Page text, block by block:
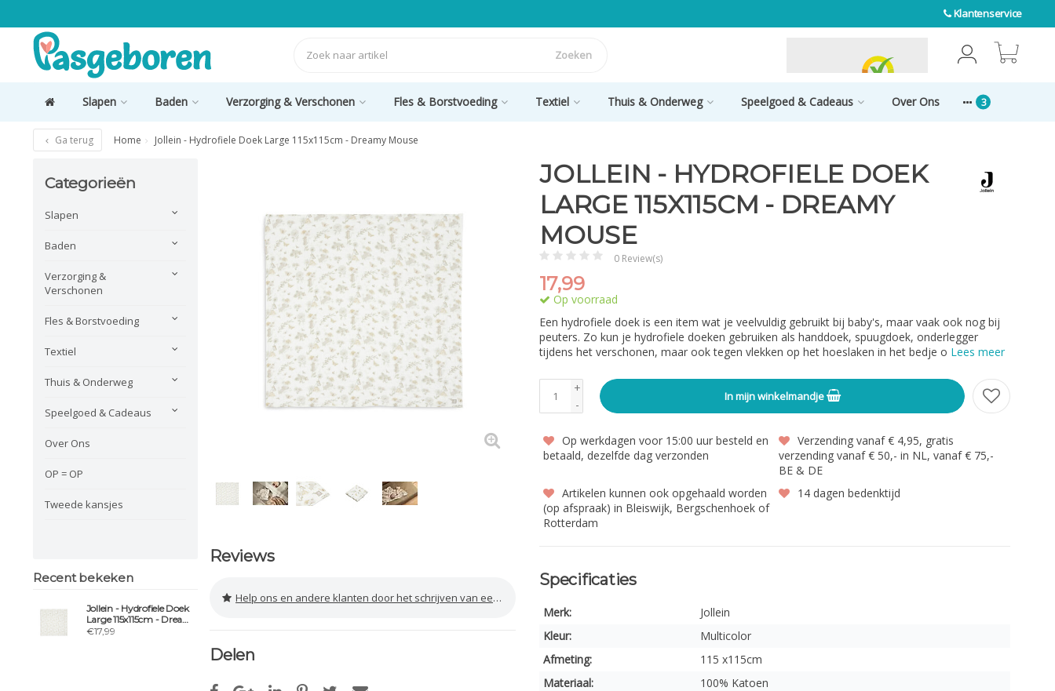
Klantenservice
Zoeken
Slapen Baden Verzorging & Verschonen Fles & Borstvoeding Textiel Thuis & Onderweg Speelgoed & Cadeaus Over Ons
Ga terug Home Jollein - Hydrofiele Doek Large 115x115cm - Dreamy Mouse
Categorieën
Slapen
Baden
Verzorging &
Verschonen
Fles & Borstvoeding
Textiel
Thuis & Onderweg
Speelgoed & Cadeaus
Over Ons
OP = OP
Tweede kansjes
Recent bekeken
Jollein - Hydrofiele Doek
Large 115x115cm - Dreamy
Mouse
€17,99
Reviews
Help ons en andere klanten door het schrijven van een review
Delen
JOLLEIN - HYDROFIELE DOEK
LARGE 115X115CM - DREAMY
MOUSE
0 Review(s)
17,99
Op voorraad
Een hydrofiele doek is een item wat je veelvuldig gebruikt bij baby's, maar vaak ook nog bij
peuters. Zo kun je hydrofiele doeken gebruiken als handdoek, spuugdoek, onderlegger
tijdens het verschonen, maar ook tegen vlekken op het hoeslaken in het bedje o Lees meer
+
-
In mijn winkelmandje
Op werkdagen voor 15:00 uur besteld en
betaald, dezelfde dag verzonden
Verzending vanaf € 4,95, gratis
verzending vanaf € 50,- in NL, vanaf € 75,-
BE & DE
Artikelen kunnen ook opgehaald worden
(op afspraak) in Bleiswijk, Bergschenhoek of
Rotterdam
14 dagen bedenktijd
Specificaties
Merk:
Jollein
Kleur:
Multicolor
Afmeting:
115 x115cm
Materiaal:
100% Katoen